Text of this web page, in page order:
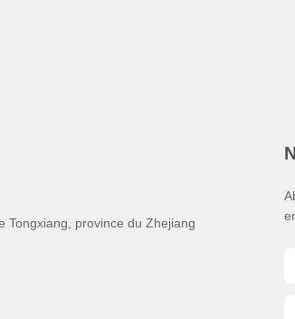
Tongxiang, province du Zhejiang